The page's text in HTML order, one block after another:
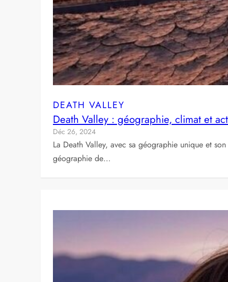
DEATH VALLEY
Death Valley : géographie, climat et
Déc 26, 2024
La Death Valley, avec sa géographie unique et
géographie de…